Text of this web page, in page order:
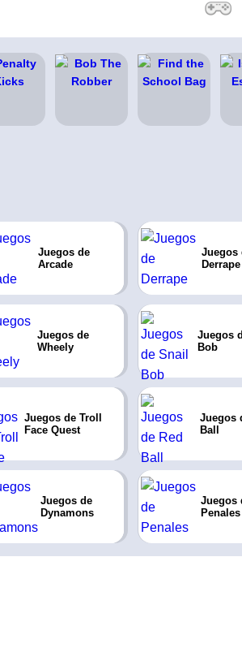
Juegos de
Arcade
Juegos
Derrape
Juegos de
Wheely
Juegos
Bob
Juegos de Troll
Face Quest
Juegos
Ball
Juegos de
Dynamons
Juegos
Penales